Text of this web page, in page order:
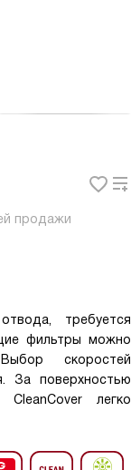
продажи
требуется
фильтры можно
скоростей
За поверхностью
легко